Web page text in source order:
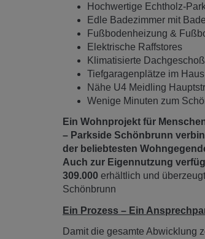
Hochwertige Echtholz-
Edle Badezimmer mit
Fußbodenheizung &
Elektrische Raffstores
Klimatisierte
Tiefgaragenplätze im Haus
Nähe U4 Meidling
Wenige Minuten zum
Ein Wohnprojekt für
– Parkside Schönbrunn
der beliebtesten
Auch zur Eigennutzung
309.000 erhältlich und
Schönbrunn
Ein Prozess – Ein
Damit die gesamte Abwicklung